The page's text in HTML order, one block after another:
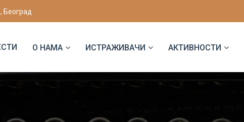
Београд
О НАМА ИСТРАЖИВАЧИ АКТИВНОСТИ